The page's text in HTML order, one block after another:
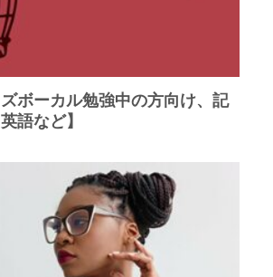
ズボーカル勉強中の方向け、記
語など】